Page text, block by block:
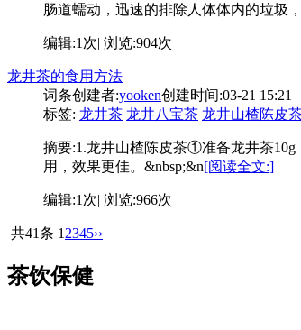
肠道蠕动，迅速的排除人体体内的垃圾，
编辑:1次| 浏览:904次
龙井茶的食用方法
词条创建者:yooken创建时间:03-21 15:21
标签: 龙井茶 龙井八宝茶 龙井山楂陈皮
摘要:1.龙井山楂陈皮茶①准备龙井茶
用，效果更佳。&nbsp;&n[阅读全文:]
编辑:1次| 浏览:966次
共41条 1 2345››
茶饮保健